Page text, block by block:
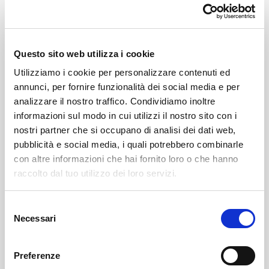
Questo sito web utilizza i cookie
Utilizziamo i cookie per personalizzare contenuti ed
annunci, per fornire funzionalità dei social media e per
analizzare il nostro traffico. Condividiamo inoltre
informazioni sul modo in cui utilizzi il nostro sito con i
nostri partner che si occupano di analisi dei dati web,
pubblicità e social media, i quali potrebbero combinarle
con altre informazioni che hai fornito loro o che hanno
raccolto dal tuo utilizzo dei loro servizi.
delNecessari
Preferenze
Ore 10.30 – San Giorgio, Grosio
Ore 14.00 – Centro storico, Mazzo
Ore 16.00 – Sant’Abbondio, Vione di Mazzo
Venerdì 14 agosto
Ore 10.30 – Castello Bellaguarda, Tovo
Ore 14.00 – Beata Vergine, Grosotto
Ore 16.00 – Sant’Alessandro, Lovero
Ore 10.30 – Sant’Abbondio, Vione di Mazzo
Ore 16.00 – Centro storico, Mazzo